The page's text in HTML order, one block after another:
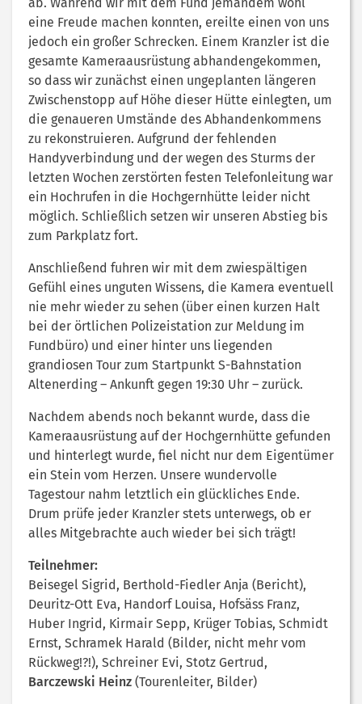
ab. Während wir mit dem Fund jemandem wohl
eine Freude machen konnten, ereilte einen von uns
jedoch ein großer Schrecken. Einem Kranzler ist die
gesamte Kameraausrüstung abhandengekommen,
so dass wir zunächst einen ungeplanten längeren
Zwischenstopp auf Höhe dieser Hütte einlegten, um
die genaueren Umstände des Abhandenkommens
zu rekonstruieren. Aufgrund der fehlenden
Handyverbindung und der wegen des Sturms der
letzten Wochen zerstörten festen Telefonleitung war
ein Hochrufen in die Hochgernhütte leider nicht
möglich. Schließlich setzen wir unseren Abstieg bis
zum Parkplatz fort.
Anschließend fuhren wir mit dem zwiespältigen
Gefühl eines unguten Wissens, die Kamera eventuell
nie mehr wieder zu sehen (über einen kurzen Halt
bei der örtlichen Polizeistation zur Meldung im
Fundbüro) und einer hinter uns liegenden
grandiosen Tour zum Startpunkt S-Bahnstation
Altenerding – Ankunft gegen 19:30 Uhr – zurück.
Nachdem abends noch bekannt wurde, dass die
Kameraausrüstung auf der Hochgernhütte gefunden
und hinterlegt wurde, fiel nicht nur dem Eigentümer
ein Stein vom Herzen. Unsere wundervolle
Tagestour nahm letztlich ein glückliches Ende.
Drum prüfe jeder Kranzler stets unterwegs, ob er
alles Mitgebrachte auch wieder bei sich trägt!
Teilnehmer:
Beisegel Sigrid, Berthold-Fiedler Anja (Bericht),
Deuritz-Ott Eva, Handorf Louisa, Hofsäss Franz,
Huber Ingrid, Kirmair Sepp, Krüger Tobias, Schmidt
Ernst, Schramek Harald (Bilder, nicht mehr vom
Rückweg!?!), Schreiner Evi, Stotz Gertrud,
Barczewski Heinz (Tourenleiter, Bilder)